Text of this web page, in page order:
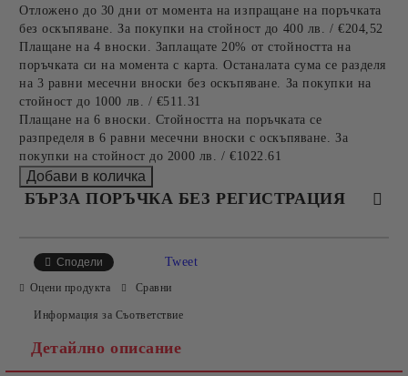
Отложено до 30 дни от момента на изпращане на поръчката
без оскъпяване. За покупки на стойност до 400 лв. / €204,52
Плащане на 4 вноски. Заплащате 20% от стойността на
поръчката си на момента с карта. Останалата сума се разделя
на 3 равни месечни вноски без оскъпяване. За покупки на
стойност до 1000 лв. / €511.31
Плащане на 6 вноски. Стойността на поръчката се
разпределя в 6 равни месечни вноски с оскъпяване. За
покупки на стойност до 2000 лв. / €1022.61
БЪРЗА ПОРЪЧКА БЕЗ РЕГИСТРАЦИЯ
Сподели Tweet
Оцени продукта Сравни
Информация за Съответствие
Детайлно описание